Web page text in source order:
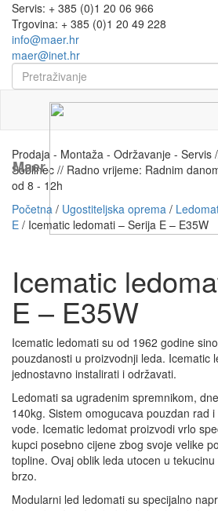
Servis: + 385 (0)1 20 06 966
Trgovina: + 385 (0)1 20 49 228
info@maer.hr
maer@inet.hr
Maer
Prodaja - Montaža - Održavanje - Servis
Soblinec // Radno vrijeme: Radnim
od 8 - 12h
Početna / Ugostiteljska oprema /
E / Icematic ledomati – Serija E – E35W
Icematic
E – E35W
Icematic ledomati su od 1962 godine
pouzdanosti u proizvodnji leda. Icematic
jednostavno instalirati i održavati.
Ledomati sa ugradenim spremnikom,
140kg. Sistem omogucava pouzdan rad
vode. Icematic ledomat proizvodi vrlo
kupci posebno cijene zbog svoje velike
topline. Ovaj oblik leda utocen u
brzo.
Modularni led ledomati su specijalno